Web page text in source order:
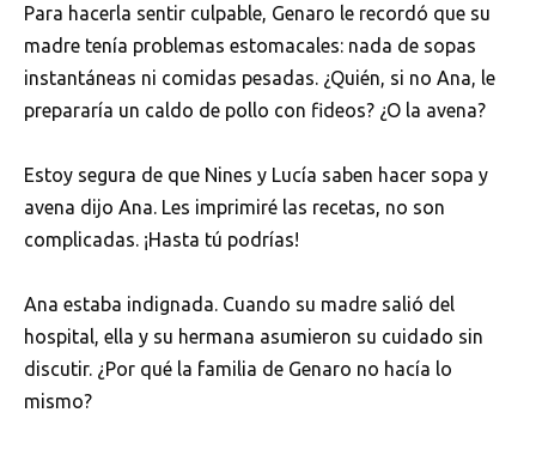
Para hacerla sentir culpable, Genaro le recordó que su
madre tenía problemas estomacales: nada de sopas
instantáneas ni comidas pesadas. ¿Quién, si no Ana, le
prepararía un caldo de pollo con fideos? ¿O la avena?
Estoy segura de que Nines y Lucía saben hacer sopa y
avena dijo Ana. Les imprimiré las recetas, no son
complicadas. ¡Hasta tú podrías!
Ana estaba indignada. Cuando su madre salió del
hospital, ella y su hermana asumieron su cuidado sin
discutir. ¿Por qué la familia de Genaro no hacía lo
mismo?